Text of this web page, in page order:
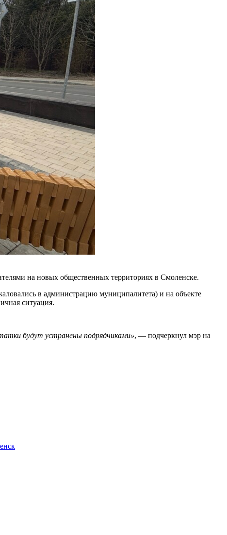
на новых общественных территориях в Смоленске.
в администрацию муниципалитета) и на объекте
ситуация.
будут устранены подрядчиками», — подчеркнул мэр на